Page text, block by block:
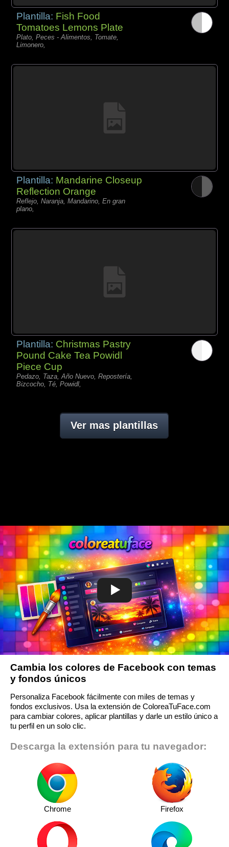
Plantilla: Fish Food
Tomatoes Lemons Plate
Plato, Peces - Alimentos, Tomate,
Limonero,
Plantilla: Mandarine Closeup
Reflection Orange
Reflejo, Naranja, Mandarino, En gran
plano,
Plantilla: Christmas Pastry
Pound Cake Tea Powidl
Piece Cup
Pedazo, Taza, Año Nuevo, Repostería,
Bizcocho, Té, Powidl,
Ver mas plantillas
Cambia los colores de Facebook con temas
y fondos únicos
Personaliza Facebook fácilmente con miles de temas y
fondos exclusivos. Usa la extensión de ColoreaTuFace.com
para cambiar colores, aplicar plantillas y darle un estilo único a
tu perfil en un solo clic.
Descarga la extensión para tu navegador:
Chrome Firefox